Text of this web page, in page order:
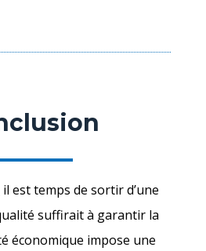
est temps de sortir d’une
suffirait à garantir la
économique impose une